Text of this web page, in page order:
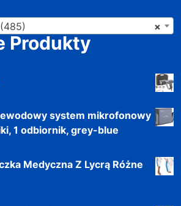
×
Produkty
system mikrofonowy
1 odbiornik, grey-blue
Medyczna Z Lycrą Różne